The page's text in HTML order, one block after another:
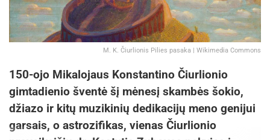
M. K. Čiurlionis Pilies pasaka | Wikimedia Commons
150-ojo Mikalojaus Konstantino Čiurlionio
gimtadienio šventė šį mėnesį skambės šokio,
džiazo ir kitų muzikinių dedikacijų meno genijui
garsais, o astrozifikas, vienas Čiurlionio